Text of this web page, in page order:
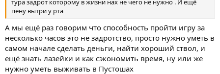
тура задрот которому в жизни нах не чего не нужно . И ещё
пену вытри у рта
А мы ещё раз говорим что способность пройти игру за
несколько часов это не задротство, просто нужно уметь в
самом начале сделать деньги, найти хороший ствол, и
ещё знать лазейки и как сэкономить время, ну или же
нужно уметь выживать в Пустошах